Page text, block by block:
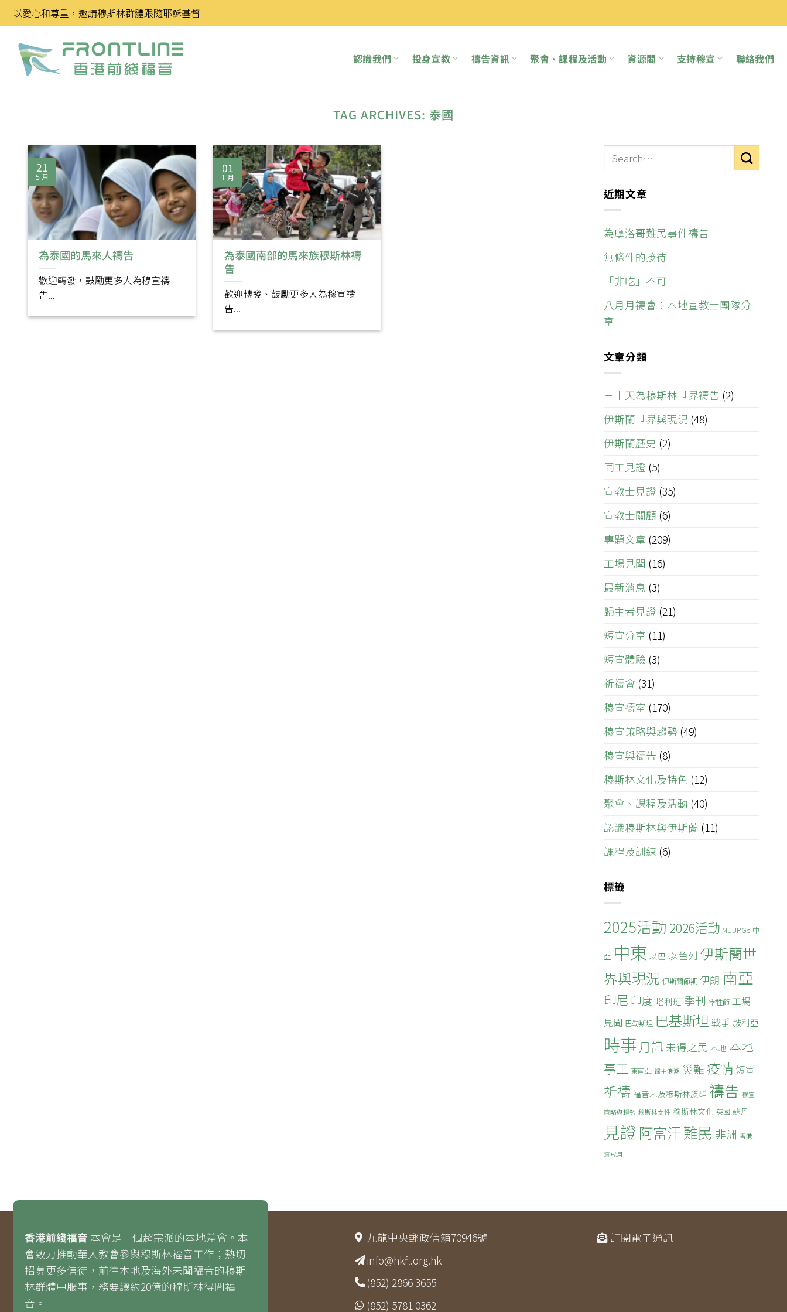
Skip
to
content
以愛心和尊重，邀請穆斯林群體跟隨耶穌基督
認識我們 投身宣教 禱告資訊 聚會、課程及活動 資源閣 支持穆宣 聯絡我們
TAG ARCHIVES: 泰國
為泰國的馬來人禱告
歡迎轉發，鼓勵更多人為穆宣禱
告...
21
5 月
為泰國南部的馬來族穆斯林禱
告
歡迎轉發、鼓勵更多人為穆宣禱
告...
01
1 月
近期文章
為摩洛哥難民事件禱告
無條件的接待
「非吃」不可
八月月禱會：本地宣教士團隊分
享
文章分類
三十天為穆斯林世界禱告 (2)
伊斯蘭世界與現況 (48)
伊斯蘭歷史 (2)
同工見證 (5)
宣教士見證 (35)
宣教士關顧 (6)
專題文章 (209)
工場見聞 (16)
最新消息 (3)
歸主者見證 (21)
短宣分享 (11)
短宣體驗 (3)
祈禱會 (31)
穆宣禱室 (170)
穆宣策略與趨勢 (49)
穆宣與禱告 (8)
穆斯林文化及特色 (12)
聚會、課程及活動 (40)
認識穆斯林與伊斯蘭 (11)
課程及訓練 (6)
標籤
2025活動 2026活動 MUUPGs 中
亞 中東 以巴 以色列 伊斯蘭世
界與現況 伊斯蘭節期 伊朗 南亞
印尼 印度 塔利班 季刊 宰牲節 工場
見聞 巴勒斯坦 巴基斯坦 戰爭 敍利亞
時事 月訊未得之民 本地 本地
事工 東南亞 歸主浪潮 災難 疫情 短宣
祈禱 福音未及穆斯林族群 禱告 穆宣
策略與趨勢 穆斯林女性 穆斯林文化 英國 蘇丹
見證 阿富汗難民 非洲 香港
齋戒月
香港前綫福音 本會是一個超宗派的本地差會。本
會致力推動華人教會參與穆斯林福音工作；熱切
招募更多信徒，前往本地及海外未聞福音的穆斯
林群體中服事，務要讓約20億的穆斯林得聞福
音。
九龍中央郵政信箱70946號
info@hkfl.org.hk
(852) 2866 3655
(852) 5781 0362
訂閱電子通訊